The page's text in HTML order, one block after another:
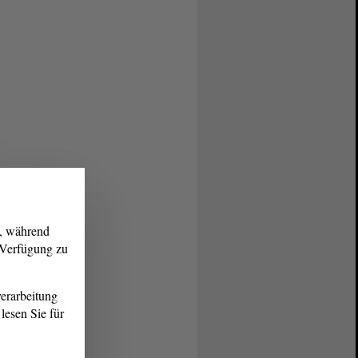
während
zu
Sie für